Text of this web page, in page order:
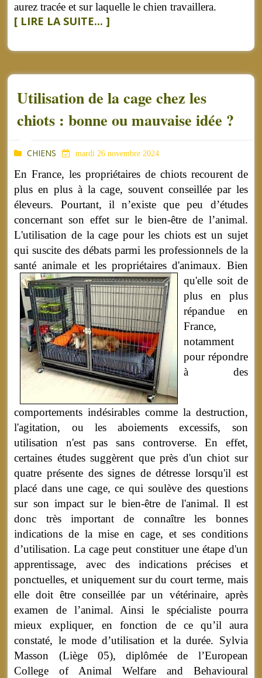
aurez tracée et sur laquelle le chien travaillera.
[ LIRE LA SUITE... ]
Utilisation de la cage chez les
chiots : bonne ou mauvaise idée ?
CHIENS mardi 26 novembre 2024
En France, les propriétaires de chiots recourent de
plus en plus à la cage, souvent conseillée par les
éleveurs. Pourtant, il n’existe que peu d’études
concernant son effet sur le bien-être de l’animal.
L'utilisation de la cage pour les chiots est un sujet
qui suscite des débats parmi les professionnels de la
santé animale et les propriétaires d'animaux. Bien
qu'elle soit de
plus en plus
répandue en
France,
notamment
pour répondre
à des
comportements indésirables comme la destruction,
l'agitation, ou les aboiements excessifs, son
utilisation n'est pas sans controverse. En effet,
certaines études suggèrent que près d'un chiot sur
quatre présente des signes de détresse lorsqu'il est
placé dans une cage, ce qui soulève des questions
sur son impact sur le bien-être de l'animal. Il est
donc très important de connaître les bonnes
indications de la mise en cage, et ses conditions
d’utilisation. La cage peut constituer une étape d'un
apprentissage, avec des indications précises et
ponctuelles, et uniquement sur du court terme, mais
elle doit être conseillée par un vétérinaire, après
examen de l’animal. Ainsi le spécialiste pourra
mieux expliquer, en fonction de ce qu’il aura
constaté, le mode d’utilisation et la durée. Sylvia
Masson (Liège 05), diplômée de l’European
College of Animal Welfare and Behavioural